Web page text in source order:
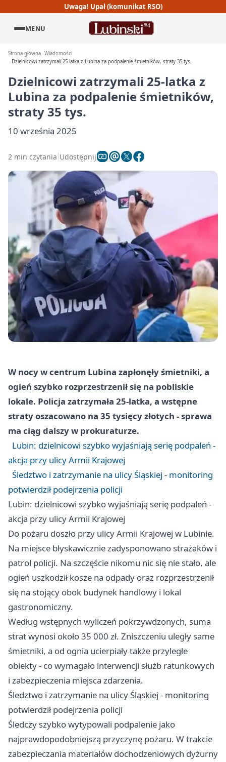
Uwaga! Upał (komunikat RSO)
MENU
Strona główna Wiadomości
Dzielnicowi zatrzymali 25-latka z Lubina za podpalenie śmietników, straty 35 tys.
Dzielnicowi zatrzymali 25-latka z
Lubina za podpalenie śmietników,
straty 35 tys.
10 września 2025
2 min czytania Udostępnij
W nocy w centrum Lubina zapłonęły śmietniki, a
ogień szybko rozprzestrzenił się na pobliskie
lokale. Policja zatrzymała 25-latka, a wstępne
straty oszacowano na 35 tysięcy złotych - sprawa
ma ciąg dalszy w prokuraturze.
Lubin: dzielnicowi szybko wyjaśniają serię podpaleń -
akcja przy ulicy Armii Krajowej
Śledztwo i zatrzymanie na ulicy Śląskiej - monitoring
potwierdził podejrzenia policji
Lubin: dzielnicowi szybko wyjaśniają serię podpaleń -
akcja przy ulicy Armii Krajowej
Do pożaru doszło przy ulicy Armii Krajowej w Lubinie.
Na miejsce błyskawicznie zadysponowano strażaków i
patrol policji. Na szczęście nikomu nic się nie stało, ale
ogień uszkodził kosze na odpady oraz rozprzestrzenił
się na stojący obok budynek handlowy i lokal
gastronomiczny.
Według wstępnych wyliczeń pokrzywdzonych, suma
strat wynosi około 35 000 zł. Zniszczeniu uległy same
śmietniki, a od ognia ucierpiały także przyległe
obiekty - co wymagało interwencji służb ratunkowych
i zabezpieczenia miejsca zdarzenia.
Śledztwo i zatrzymanie na ulicy Śląskiej - monitoring
potwierdził podejrzenia policji
Śledczy szybko wytypowali podpalenie jako
najprawdopodobniejszą przyczynę pożaru. W trakcie
zabezpieczania materiałów dochodzeniowych dyżurny